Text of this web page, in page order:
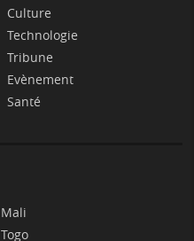
Culture
Technologie
Tribune
Evènement
Santé
Mali
Togo